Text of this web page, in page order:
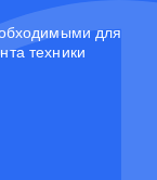
для
техники